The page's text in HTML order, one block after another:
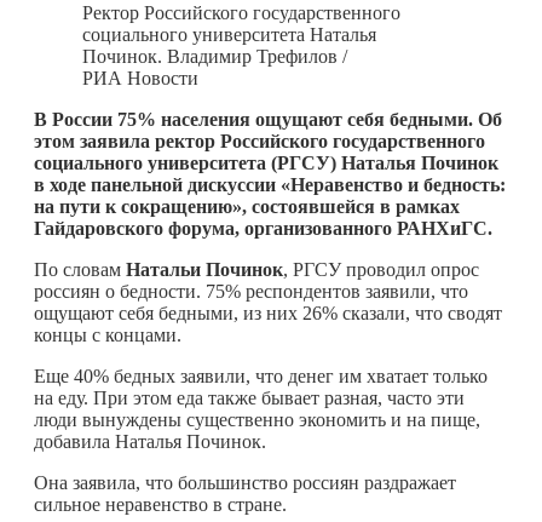
Ректор Российского государственного
социального университета Наталья
Починок. Владимир Трефилов /
РИА Новости
В России 75% населения ощущают себя бедными. Об
этом заявила ректор Российского государственного
социального университета (РГСУ) Наталья Починок
в ходе панельной дискуссии «Неравенство и бедность:
на пути к сокращению», состоявшейся в рамках
Гайдаровского форума, организованного РАНХиГС.
По словам Натальи Починок, РГСУ проводил опрос
россиян о бедности. 75% респондентов заявили, что
ощущают себя бедными, из них 26% сказали, что сводят
концы с концами.
Еще 40% бедных заявили, что денег им хватает только
на еду. При этом еда также бывает разная, часто эти
люди вынуждены существенно экономить и на пище,
добавила Наталья Починок.
Она заявила, что большинство россиян раздражает
сильное неравенство в стране.